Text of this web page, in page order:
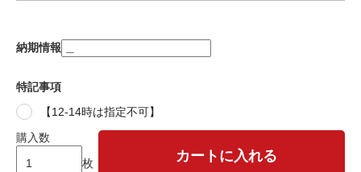
納期情報
特記事項
【12-14時は指定不可】
購入数
枚
カートに入れる